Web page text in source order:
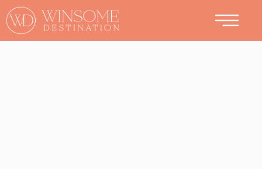
CONTACT